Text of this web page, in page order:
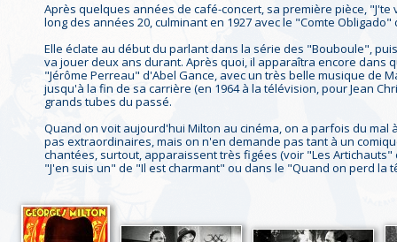
Après quelques années de café-concert, sa première pièce,
long des années 20, culminant en 1927 avec le "Comte Obligado"
Elle éclate au début du parlant dans la série des "Bouboule",
va jouer deux ans durant. Après quoi, il apparaîtra encore
"Jérôme Perreau" d'Abel Gance, avec un très belle musique de
jusqu'à la fin de sa carrière (en 1964 à la télévision, pour Jean
grands tubes du passé.
Quand on voit aujourd'hui Milton au cinéma, on a parfois du
pas extraordinaires, mais on n'en demande pas tant à un
chantées, surtout, apparaissent très figées (voir "Les
"J'en suis un" de "Il est charmant" ou dans le "Quand on perd la